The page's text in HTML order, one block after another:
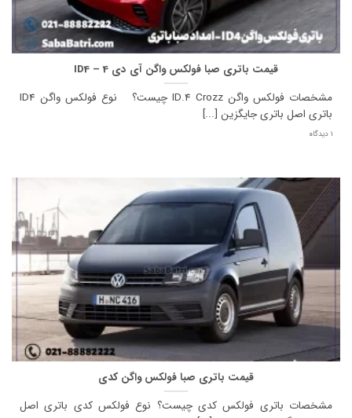
قیمت باتری صبا فولکس واگن آی دی 4 – ID4
مشخصات فولکس واگن ID.4 Crozz چیست؟ نوع فولکس واگن ID4
باتری اصل باتری جایگزین [...]
1 دیدگاه
قیمت باتری صبا فولکس واگن کدی
مشخصات باتری فولکس کدی چیست؟ نوع فولکس کدی باتری اصل